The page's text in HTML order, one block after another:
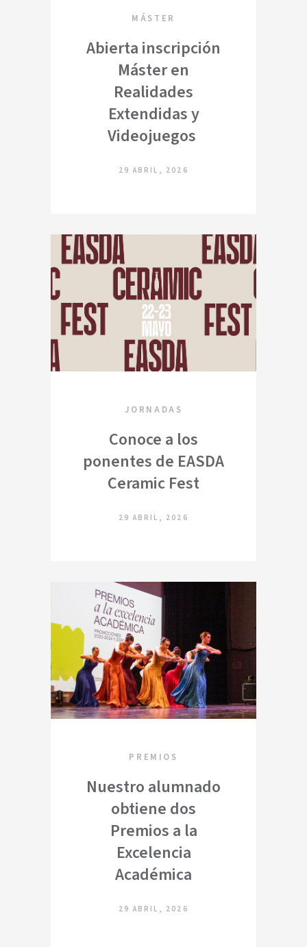
MÁSTER
Abierta inscripción
Máster en
Realidades
Extendidas y
Videojuegos
29 ABRIL, 2026
JORNADAS
Conoce a los
ponentes de EASDA
Ceramic Fest
29 ABRIL, 2026
PREMIOS
Nuestro alumnado
obtiene dos
Premios a la
Excelencia
Académica
29 ABRIL, 2026